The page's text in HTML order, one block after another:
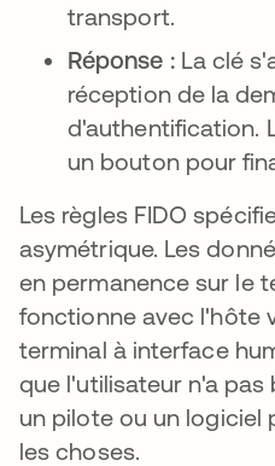
transport.
Réponse : La clé
réception de la
d'authentification.
un bouton pour
Les règles FIDO
asymétrique. Les
en permanence sur le
fonctionne avec l'hôte
terminal à interface
que l'utilisateur n'a
un pilote ou un logiciel
les choses.